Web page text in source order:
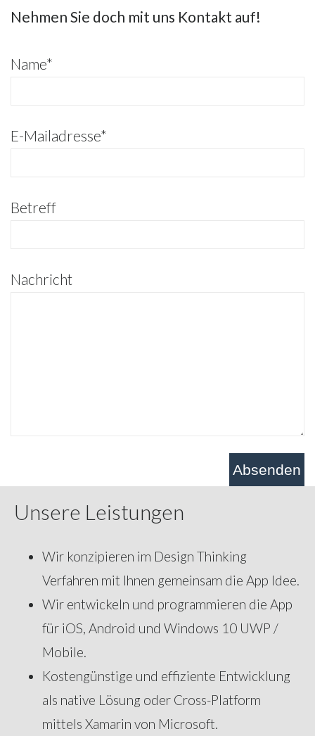
Nehmen Sie doch mit uns Kontakt auf!
Name*
E-Mailadresse*
Betreff
Nachricht
Unsere Leistungen
Wir konzipieren im Design Thinking
Verfahren mit Ihnen gemeinsam die App Idee.
Wir entwickeln und programmieren die App
für iOS, Android und Windows 10 UWP /
Mobile.
Kostengünstige und effiziente Entwicklung
als native Lösung oder Cross-Platform
mittels Xamarin von Microsoft.